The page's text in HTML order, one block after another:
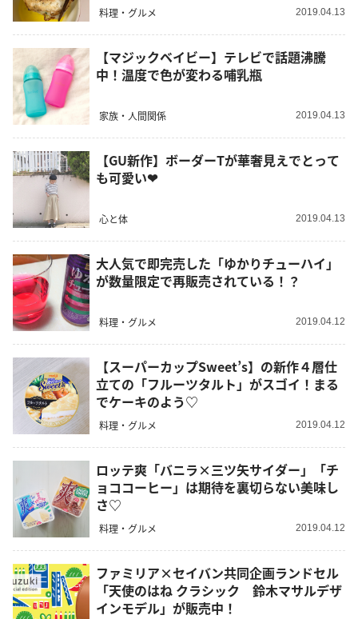
料理・グルメ 2019.04.13
【マジックベイビー】テレビで話題沸騰
中！温度で色が変わる哺乳瓶
家族・人間関係 2019.04.13
【GU新作】ボーダーTが華奢見えでとって
も可愛い❤︎
心と体 2019.04.13
大人気で即完売した「ゆかりチューハイ」
が数量限定で再販売されている！？
料理・グルメ 2019.04.12
【スーパーカップSweet’s】の新作４層仕
立ての「フルーツタルト」がスゴイ！まる
でケーキのよう♡
料理・グルメ 2019.04.12
ロッテ爽「バニラ×三ツ矢サイダー」「チ
ョココーヒー」は期待を裏切らない美味し
さ♡
料理・グルメ 2019.04.12
ファミリア×セイバン共同企画ランドセル
「天使のはね クラシック 鈴木マサルデザ
インモデル」が販売中！